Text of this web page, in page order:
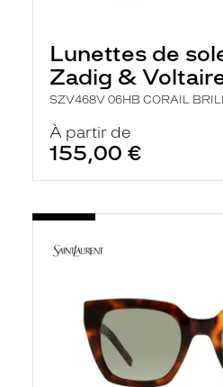
Lunettes de
Zadig &
SZV468V 06HB CORAIL
À partir de
155,00 €